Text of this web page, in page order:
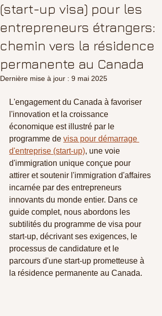
(start-up visa) pour les
entrepreneurs étrangers:
chemin vers la résidence
permanente au Canada
Dernière mise à jour : 9 mai 2025
L'engagement du Canada à favoriser
l'innovation et la croissance
économique est illustré par le
programme de visa pour démarrage
d'entreprise (start-up), une voie
d'immigration unique conçue pour
attirer et soutenir l'immigration d'affaires
incarnée par des entrepreneurs
innovants du monde entier. Dans ce
guide complet, nous abordons les
subtilités du programme de visa pour
start-up, décrivant ses exigences, le
processus de candidature et le
parcours d'une start-up prometteuse à
la résidence permanente au Canada.